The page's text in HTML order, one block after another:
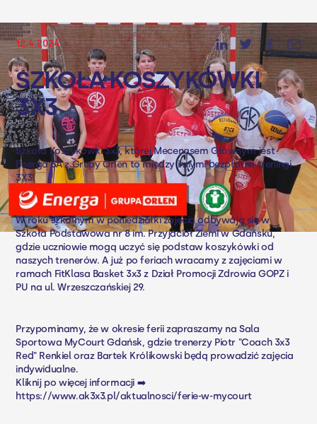
12.4.2024
SZKOŁA KOSZYKÓWKI
3X3
Szkoła Koszykówki 3x3, której Mecenasem Głównym jest
Energa SA z Grupy Orlen to między innymi bezpłatne treningi
3X3!
W roku szkolnym w poniedziałki zajęcia odbywają się w
Szkoła Podstawowa nr 8 im. Przyjaciół Ziemi w Gdańsku,
gdzie uczniowie mogą uczyć się podstaw koszykówki od
naszych trenerów. A już po feriach wracamy z zajęciami w
ramach FitKlasa Basket 3x3 z Dział Promocji Zdrowia GOPZ i
PU na ul. Wrzeszczańskiej 29.
Przypominamy, że w okresie ferii zapraszamy na Sala
Sportowa MyCourt Gdańsk, gdzie trenerzy Piotr "Coach 3x3
Red" Renkiel oraz Bartek Królikowski będą prowadzić zajęcia
indywidualne.
Kliknij po więcej informacji ➡️
https://www.ak3x3.pl/aktualnosci/ferie-w-mycourt